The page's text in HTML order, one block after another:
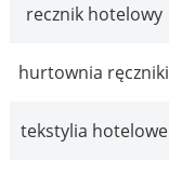
recznik hotelowy
hurtownia ręczniki
tekstylia hotelowe